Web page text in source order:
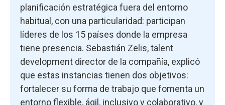
planificación estratégica fuera del entorno
habitual, con una particularidad: participan
líderes de los 15 países donde la empresa
tiene presencia. Sebastián Zelis, talent
development director de la compañía, explicó
que estas instancias tienen dos objetivos:
fortalecer su forma de trabajo que fomenta un
entorno flexible, ágil, inclusivo y colaborativo, y